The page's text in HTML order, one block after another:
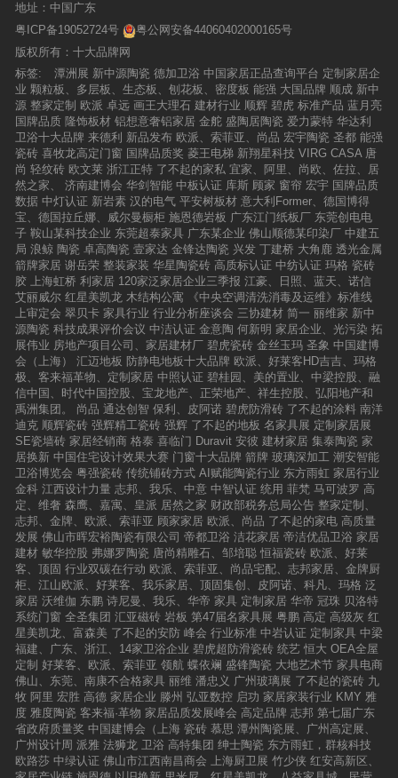
平和核心竞争力，丰富产品结构，巩固和提高市
场占有率;以满足客户与打造品牌为方向，制造满
足客户对产品高质量、多功能的需求，加大品牌
建设力度，扩大公司地板品牌的知名度与影响
力。公司致力于建立世界一流的新型绿色环保地
板、墙板等高科技新材料的研发和产业制造基
地，为全球提供绿色环保装饰材料，为世界创造
更多绿色空间。
理质感通透更强。程振还强调，安华瓷砖此前的
设计风格主要为自然、简约、奢华，此次的新一
代产品在此基础上加入了现代的元素，主要的产
品色调集中在黑白灰，强调极简主义，更加符合
新一代消费群体的装修风格。安华瓷砖，就是要
让顶尖设计走进寻常百姓家。 应用部刘经理
说到，安华瓷砖此次重点推出了主张个性自由、
简约舒适的loft风瓷砖。就是为了满足满足80、9
0年代的消费需求。Loft已经变成了都市年轻人独
特生活方式的代名词。Loft的本质是一种对生命
的热爱。在日常的家居空间里，处处散发着精致
的艺术气息。在高挑的空间格局里，主人可以随
心所欲地设计打造自己的个性化空间。刘经理认
为，无论是产品设计、还是空间应用，色彩永远
是最为关键的一环，色彩之于设计是一抹重彩。
色彩的设计协调,是满足当代人对室内设计审美要
求的重要手段。 产品部王经理则着重说明了
新一代大理石瓷砖产品的技术及设计创新，他说
然而由于通体技术难度大，真正做到表里如一、
完全通体的品牌并不多见。为呈现最真实的通体
效果，具有研发实力的安华瓷砖从未停止创新的
脚步，”一石多版、5D渗透墨水、肌理还原、三
维通体布料”！集四大核心技术为一体的新一代大
理石瓷砖产品，必将在行业及终端引起巨大反
响。2017年安华瓷砖产品不断升级、结构不断完
善，通体大理石、大板大理石、亮光大理石、蜡
光大理石、柔光大理石等新品荣耀上市，引领行
业新发展。 安华瓷砖展示南区申总监认为，
一个好的终端门店形象，不但可以为品牌增添色
彩，还可抢占终端销售资源。2017年上半年，安
华瓷砖全面部署“黄金终端”，推进形象店体验升
级改造。全新现代轻奢风展厅，开启品质生
活。 最后，安华瓷砖的领导们，引领经销商
合作伙伴以及媒体朋友们，一起鉴赏了新一代大
理石瓷砖产品，现场上经销商对新产品赞不绝
口，纷纷表示对将来的合作充满期待和信心。我
们相信，2017下半年安华瓷砖将会创造更加辉煌
的业绩。
供技术领先、品质卓越的瓷砖精品。在广东佛山
南庄镇紫南工业区建成现代化的生产基地，7000
多名优秀人才，至今已研发出包括微晶石、抛光
砖、全抛釉、仿古砖、大理石瓷砖、木纹砖以及
瓷片等在内的7大品类、近100个系列、2000多
个品种规格的优质产品，充分满足不同消费群体
的空间装饰需求。2，新中源陶瓷广东新中源陶
瓷有限公司（简称“新中源陶瓷”）是一家集科
研、生产和销售为一体的知名建陶企业，营销总
部位于“建陶第一镇”佛山市南庄镇。新中源陶瓷
集“环保产品、广东省著名商标”等多项荣誉于一
身，被广东省人民政府确定为全省13家冲刺世界
名牌企业之一。新中源陶瓷旗下拥有十家大型现
代化陶瓷生产工厂，分布在广东三水、顺德、河
源、清远、四川夹江、江西高安、湖南衡阳、湖
北当阳、沈阳法库和河南鹤壁，产能规模位居全
球前列，被业界誉为“建陶航母”。新中源陶瓷产
品线全面而丰富，生产和销售抛光砖、仿古砖、
全抛釉、微晶石、金妆砖、瓷片、薄板、卫浴等
多个品类，国内销售网点1000多个，海外营销网
络遍及120多个和地区，是目前出口量最大的建
陶企业之一。3，博华陶瓷广东博华陶瓷有限公
司，创立于2003年，是一家专注研发、设计及生
产高端瓷砖产品的现代化大型综合企业,是陶瓷行
业率先获得“100最具文化价值品牌”的知名瓷砖生
产企业。公司生产基地位于陶瓷原料之乡广东省
清远市龙山佛冈，占地面积1200亩，年产量达80
00万平方，总产值超过58亿。营销总部位于佛山
禅城区，总面积达3万平方米，是佛山地区规模
宏大的陶瓷展厅之一。目前，博华陶瓷所生产的
产品涵盖微晶石、K金砖、大理石瓷砖、全抛
釉、超平釉、精工石、内墙砖、仿古砖八大类共
计1000多个系列的花色种类及配套。博华陶瓷
——瓷砖，中坚力量：2014至2015年蝉联500最
具价值品牌，品牌价值51.68亿元。4，蒙娜丽莎
瓷砖蒙娜丽莎集团股份有限公司总部位于佛山市
南海区西樵镇，是一家集科研开发、专业生产、
营销为一体的大型陶瓷企业，成立于1992年。目
前，母公司注册资金1.0219亿元人民币，占地面
积500亩，拥有14条现代化建筑陶瓷和2条轻质新
型建材生产线，集团年生产各类墙地砖、陶瓷
板、瓷艺产品等3000万平方米。5，金欧雅陶瓷
金欧雅是欧雅企业旗下的主力品牌，凭借创新研
发的发展模式，不断开发品质卓越、引领行业消
费潮流的产品，已成为建陶行业的标杆品牌。产
品涵括抛光砖、瓷片、仿古砖和微晶石以及配套
系列产品，畅销100多个和地区，营销网点覆盖
地址：中国广东
粤ICP备19052724号
粤公网安备44060402000165号
版权所有：十大品牌网
标签:
潭洲展 新中源陶瓷 德加卫浴 中国家居正品查询平台 定制家居企
业 颗粒板、多层板、生态板、刨花板、密度板 能强 大国品牌 顺成 新中
源 整家定制 欧派 卓远 画王大理石 建材行业 顺辉 碧虎 标准产品 蓝月亮
国牌品质 隆饰板材 铝想意奢铝家居 金舵 盛陶居陶瓷 爱力蒙特 华达利
卫浴十大品牌 来德利 新品发布 欧派、索菲亚、尚品 宏宇陶瓷 圣都 能强
瓷砖 喜牧龙高定门窗 国牌品质奖 菱王电梯 新翔星科技 VIRG CASA 唐
尚 轻纹砖 欧文莱 浙江正特 了不起的家私 宜家、阿里、尚欧、佐拉、居
然之家、
济南建博会 华剑智能 中板认证 库斯 顾家 窗帘 宏宇 国牌品质
数据 中灯认证 新岩素 汉的电气 平安树板材 意大利Former、德国博得
宝、德国拉丘娜、威尔曼橱柜 施恩德岩板 广东江门纸板厂 东莞创电电
子 鞍山某科技企业 东莞超泰家具 广东某企业 佛山顺德某印染厂 中建五
局 浪鲸 陶瓷 卓高陶瓷 壹家达 金锋达陶瓷 兴发 丁建桥 大角鹿 透光金属
箭牌家居 谢岳荣 整装家装 华星陶瓷砖 高质标认证 中纺认证 玛格 瓷砖
胶 上海虹桥 利家居 120家泛家居企业三季报 江豪、日照、蓝天、诺信
艾丽威尔 红星美凯龙 木结构公寓
《中央空调清洗消毒及运维》标准线
上审定会 翠贝卡 家具行业 行业分析座谈会 三协建材 简一 丽维家 新中
源陶瓷 科技成果评价会议 中洁认证 金意陶 何新明 家居企业、光污染 拓
展伟业 房地产项目公司、家居建材厂 碧虎瓷砖 金丝玉玛 圣象 中国建博
会（上海）
汇迈地板 防静电地板十大品牌 欧派、好莱客HD吉吉、玛格
极、客来福革物、定制家居 中照认证 碧桂园、美的置业、中梁控股、融
信中国、时代中国控股、宝龙地产、正荣地产、祥生控股、弘阳地产和
禹洲集团。
尚品 通达创智 保利、皮阿诺 碧虎防滑砖 了不起的涂料 南洋
迪克 顺辉瓷砖 强辉精工瓷砖 强辉 了不起的地板 名家具展 定制家居展
SE瓷墙砖 家居经销商 格泰 喜临门 Duravit 安彼 建材家居 集泰陶瓷 家
居换新 中国住宅设计效果大赛 门窗十大品牌 箭牌 玻璃深加工 潮安智能
卫浴博览会 粤强瓷砖 传统铺砖方式 AI赋能陶瓷行业 东方雨虹 家居行业
金科 江西设计力量 志邦、我乐、中意 中智认证 统用 菲梵 马可波罗 高
定、维奢 森鹰、嘉寓、皇派 居然之家 财政部税务总局公告 整家定制、
志邦、金牌、欧派、索菲亚 顾家家居 欧派、尚品 了不起的家电 高质量
发展 佛山市晖宏裕陶瓷有限公司 帝都卫浴 洁花家居 帝洁优品卫浴 家居
建材 敏华控股 弗娜罗陶瓷 唐尚精雕石、邹培聪 恒福瓷砖 欧派、好莱
客、顶固 行业双碳在行动 欧派、索菲亚、尚品宅配、志邦家居、金牌厨
柜、江山欧派、好莱客、我乐家居、顶固集创、皮阿诺、科凡、玛格 泛
家居 沃维伽 东鹏 诗尼曼、我乐、华帝 家具 定制家居 华帝 冠珠 贝洛特
系统门窗 全圣集团 汇亚磁砖 岩板 第47届名家具展 粤鹏 高定 高级灰 红
星美凯龙、富森美 了不起的安防 峰会 行业标准 中岩认证 定制家具 中梁
福建、广东、浙江、14家卫浴企业 碧虎超防滑瓷砖 统艺 恒大 OEA全屋
定制 好莱客、欧派、索菲亚 领航 蝶依斓 盛锋陶瓷 大地艺术节 家具电商
佛山、东莞、南康不合格家具 丽维 潘忠义 广州玻璃展 了不起的瓷砖 九
牧 阿里 宏胜 高德 家居企业 滕州 弘亚数控 启功 家居家装行业 KMY 雅
度 雅度陶瓷 客来福·革物 家居品质发展峰会 高定品牌 志邦 第七届广东
省政府质量奖 中国建博会（上海 瓷砖 慕思 潭州陶瓷展、广州高定展、
广州设计周 派雅 法狮龙 卫浴 高特集团 绅士陶瓷 东方雨虹，群核科技
欧路莎 中绿认证 佛山市江西南昌商会 上海厨卫展 竹少侠 红安高新区、